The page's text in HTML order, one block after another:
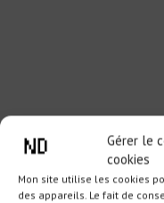
Gérer le
cookies
Mon site utilise les cookies
des appareils. Le fait de